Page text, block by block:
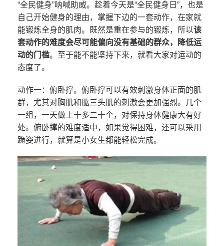
“全民健身”呐喊助威。趁着今天是“全民健身日”，也是
自己开始健身的理由，掌握下边的一套动作，在家就
能锻炼全身的肌肉。既然是重在参与的锻炼，所以该
套动作的难度会尽可能偏向没有基础的群众，降低运
动的门槛。至于能不能坚持下来，就看大家对运动的
态度了。
动作一：俯卧撑。俯卧撑可以有效刺激身体正面的肌
群，尤其对胸肌和肱三头肌的刺激会更加强烈。几个
一组，一天做上十多二十个，对保持身体健康大有好
处。俯卧撑的难度适中，如果觉得困难，还可以采用
跪姿进行，就算是小女生都能轻松完成。